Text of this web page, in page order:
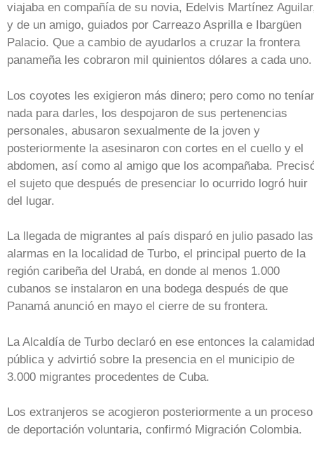
viajaba en compañía de su novia, Edelvis Martínez
y de un amigo, guiados por Carreazo Asprilla e Ibargüen
Palacio. Que a cambio de ayudarlos a cruzar la frontera
panameña les cobraron mil quinientos dólares a cada uno.
Los coyotes les exigieron más dinero; pero como no
nada para darles, los despojaron de sus pertenencias
personales, abusaron sexualmente de la joven y
posteriormente la asesinaron con cortes en el cuello y el
abdomen, así como al amigo que los acompañaba.
el sujeto que después de presenciar lo ocurrido logró huir
del lugar.
La llegada de migrantes al país disparó en julio pasado las
alarmas en la localidad de Turbo, el principal puerto de la
región caribeña del Urabá, en donde al menos 1.000
cubanos se instalaron en una bodega después de que
Panamá anunció en mayo el cierre de su frontera.
La Alcaldía de Turbo declaró en ese entonces la calamidad
pública y advirtió sobre la presencia en el municipio de
3.000 migrantes procedentes de Cuba.
Los extranjeros se acogieron posteriormente a un proceso
de deportación voluntaria, confirmó Migración Colombia.